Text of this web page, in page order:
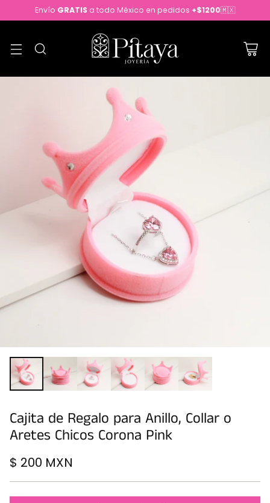
Envío GRATIS a todo México en pedidos +$1200🇲🇽
Cajita de Regalo para Anillo, Collar o
Aretes Chicos Corona Pink
Precio
$ 200 MXN